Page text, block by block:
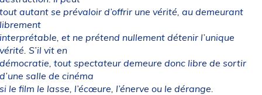
autant se prévaloir d’offrir une vérité, au demeurant
et ne prétend nullement détenir l’unique
S’il vit en
tout spectateur demeure donc libre de sortir
salle de cinéma
le film le lasse, l’écœure, l’énerve ou le dérange.